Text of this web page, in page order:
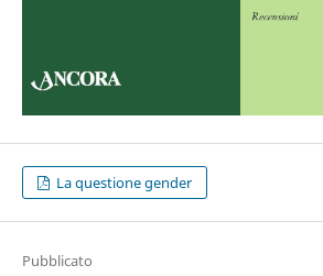
La questione gender
Pubblicato